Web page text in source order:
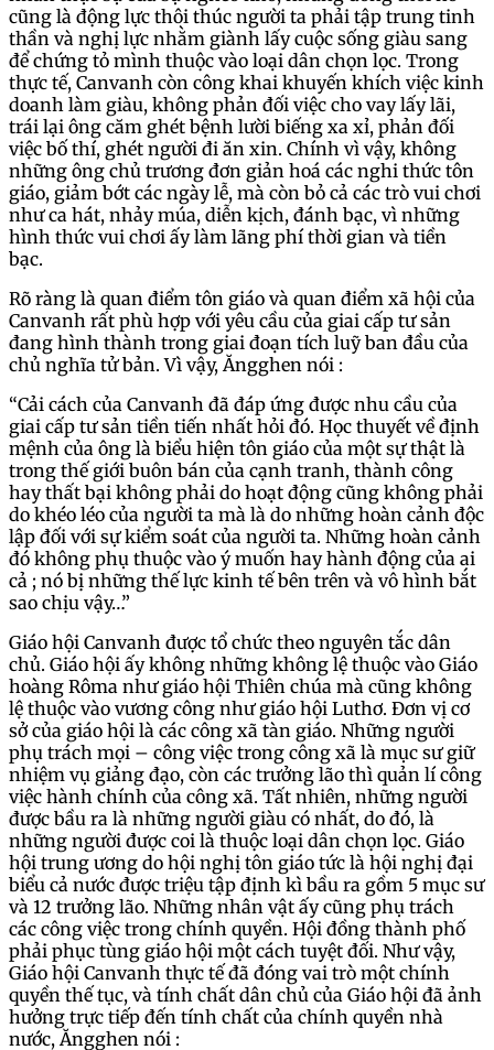
cũng là động lực thôi thúc người ta phải tập trung tinh
thần và nghị lực nhằm giành lấy cuộc sống giàu sang
để chứng tỏ mình thuộc vào loại dân chọn lọc. Trong
thực tế, Canvanh còn công khai khuyến khích việc kinh
doanh làm giàu, không phản đối việc cho vay lấy lãi,
trái lại ông căm ghét bệnh lười biếng xa xỉ, phản đối
việc bố thí, ghét người đi ăn xin. Chính vì vậy, không
những ông chủ trương đơn giản hoá các nghi thức tôn
giáo, giảm bớt các ngày lễ, mà còn bỏ cả các trò vui chơi
như ca hát, nhảy múa, diễn kịch, đánh bạc, vì những
hình thức vui chơi ấy làm lãng phí thời gian và tiền
bạc.
Rõ ràng là quan điểm tôn giáo và quan điểm xã hội của
Canvanh rất phù hợp với yêu cầu của giai cấp tư sản
đang hình thành trong giai đoạn tích luỹ ban đầu của
chủ nghĩa tử bản. Vì vậy, Ăngghen nói :
“Cải cách của Canvanh đã đáp ứng được nhu cầu của
giai cấp tư sản tiền tiến nhất hỏi đó. Học thuyết về định
mệnh của ông là biểu hiện tôn giáo của một sự thật là
trong thế giới buôn bán của cạnh tranh, thành công
hay thất bại không phải do hoạt động cũng không phải
do khéo léo của người ta mà là do những hoàn cảnh độc
lập đối với sự kiểm soát của người ta. Những hoàn cảnh
đó không phụ thuộc vào ý muốn hay hành động của ai
cả ; nó bị những thế lực kinh tế bên trên và vô hình bắt
sao chịu vậy…”
Giáo hội Canvanh được tổ chức theo nguyên tắc dân
chủ. Giáo hội ấy không những không lệ thuộc vào Giáo
hoàng Rôma như giáo hội Thiên chúa mà cũng không
lệ thuộc vào vương công như giáo hội Luthơ. Đơn vị cơ
sở của giáo hội là các công xã tàn giáo. Những người
phụ trách mọi – công việc trong công xã là mục sư giữ
nhiệm vụ giảng đạo, còn các trưởng lão thì quản lí công
việc hành chính của công xã. Tất nhiên, những người
được bầu ra là những người giàu có nhất, do đó, là
những người được coi là thuộc loại dân chọn lọc. Giáo
hội trung ương do hội nghị tôn giáo tức là hội nghị đại
biểu cả nước được triệu tập định kì bầu ra gồm 5 mục sư
và 12 trưởng lão. Những nhân vật ấy cũng phụ trách
các công việc trong chính quyền. Hội đồng thành phố
phải phục tùng giáo hội một cách tuyệt đối. Như vậy,
Giáo hội Canvanh thực tế đã đóng vai trò một chính
quyền thế tục, và tính chất dân chủ của Giáo hội đã ảnh
hưởng trực tiếp đến tính chất của chính quyền nhà
nước, Ăngghen nói :